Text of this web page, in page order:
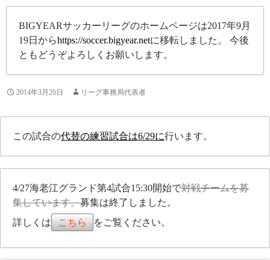
BIGYEARサッカーリーグのホームページは2017年9月
19日からhttps://soccer.bigyear.netに移転しました。 今後
ともどうぞよろしくお願いします。
2014年3月26日 リーグ事務局代表者
この試合の代替の練習試合は6/29に行います。
4/27海老江グランド第4試合15:30開始で対戦チームを募
集しています。募集は終了しました。
詳しくは
こちら をご覧ください。